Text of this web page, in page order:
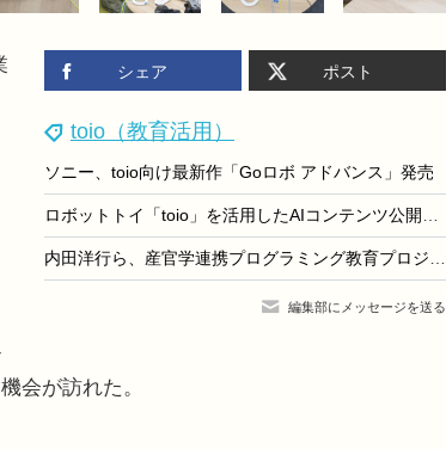
シェア ポスト
toio（教育活用）
ソニー、toio向け最新作「Goロボ アドバンス」発売
ロボットトイ「toio」を活用したAIコンテンツ公開、ソニー
内田洋行ら、産官学連携プログラミング教育プロジェクト
編集部にメッセージを送る
会が訪れた。